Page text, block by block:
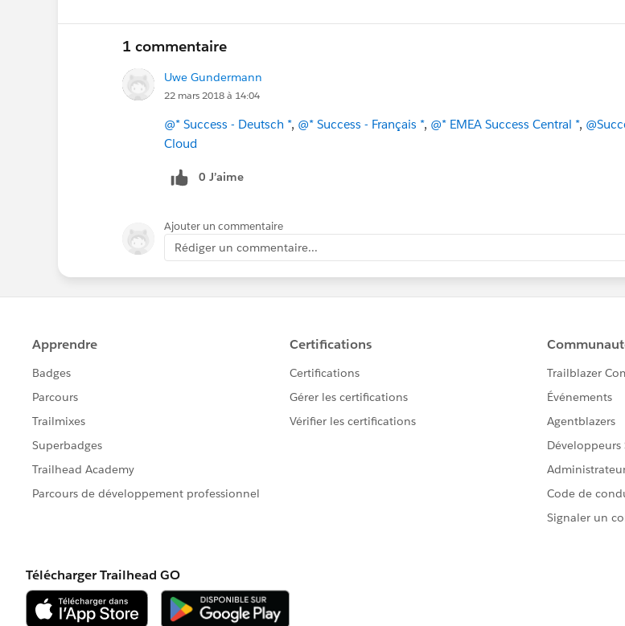
1 commentaire
Uwe Gundermann
22 mars 2018 à 14:04
@* Success - Deutsch *, @* Success - Français *, @* EMEA Success Central *,
Cloud
0 J’aime
Ajouter un commentaire
Rédiger un commentaire...